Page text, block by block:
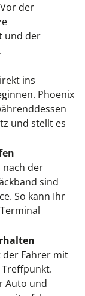
der
und der
ins
Phoenix
und stellt es
nach der
sind
So kann Ihr
der Fahrer mit
Auto und